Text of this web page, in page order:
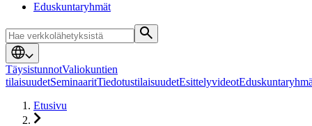
Eduskuntaryhmät
TäysistunnotValiokuntien
tilaisuudetSeminaaritTiedotustilaisuudetEsittelyvideot
Etusivu